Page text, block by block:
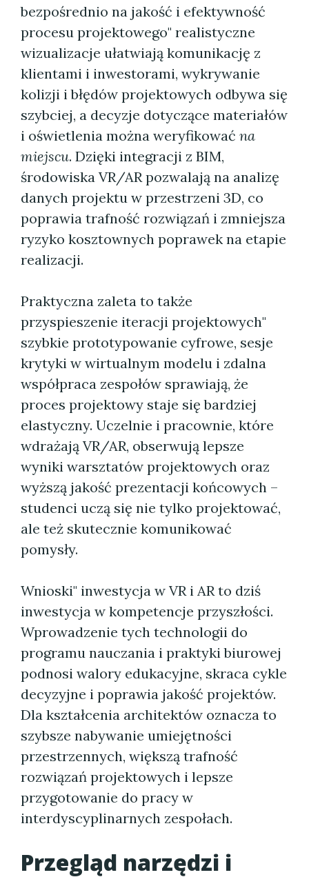
bezpośrednio na jakość i efektywność
procesu projektowego" realistyczne
wizualizacje ułatwiają komunikację z
klientami i inwestorami, wykrywanie
kolizji i błędów projektowych odbywa się
szybciej, a decyzje dotyczące materiałów
i oświetlenia można weryfikować na
miejscu. Dzięki integracji z BIM,
środowiska VR/AR pozwalają na analizę
danych projektu w przestrzeni 3D, co
poprawia trafność rozwiązań i zmniejsza
ryzyko kosztownych poprawek na etapie
realizacji.
Praktyczna zaleta to także
przyspieszenie iteracji projektowych"
szybkie prototypowanie cyfrowe, sesje
krytyki w wirtualnym modelu i zdalna
współpraca zespołów sprawiają, że
proces projektowy staje się bardziej
elastyczny. Uczelnie i pracownie, które
wdrażają VR/AR, obserwują lepsze
wyniki warsztatów projektowych oraz
wyższą jakość prezentacji końcowych –
studenci uczą się nie tylko projektować,
ale też skutecznie komunikować
pomysły.
Wnioski" inwestycja w VR i AR to dziś
inwestycja w kompetencje przyszłości.
Wprowadzenie tych technologii do
programu nauczania i praktyki biurowej
podnosi walory edukacyjne, skraca cykle
decyzyjne i poprawia jakość projektów.
Dla kształcenia architektów oznacza to
szybsze nabywanie umiejętności
przestrzennych, większą trafność
rozwiązań projektowych i lepsze
przygotowanie do pracy w
interdyscyplinarnych zespołach.
Przegląd narzędzi i